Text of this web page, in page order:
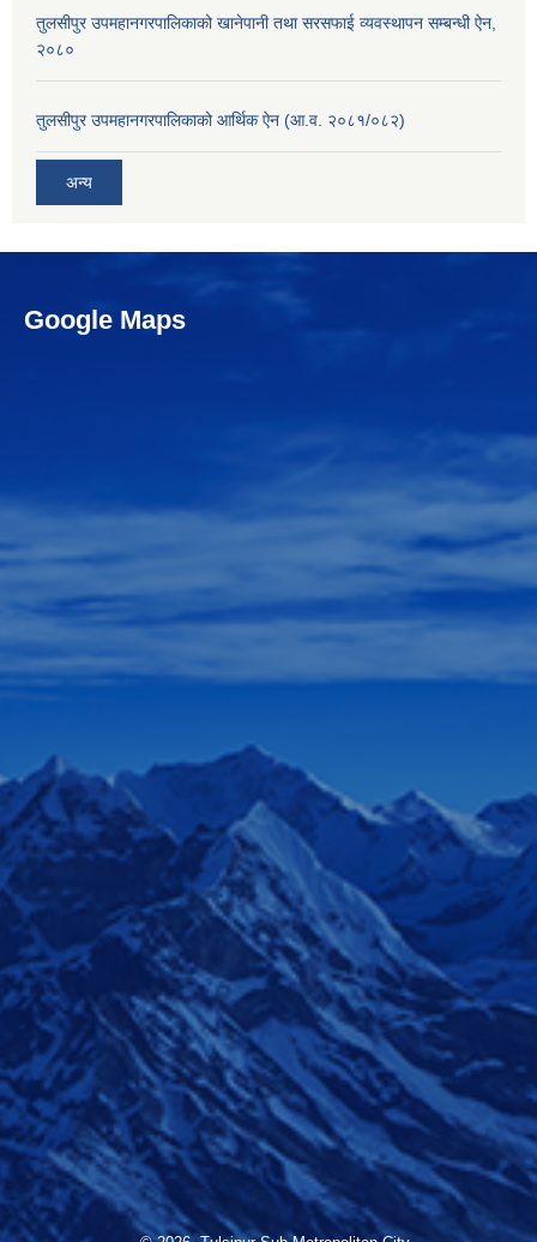
तुलसीपुर उपमहानगरपालिकाको खानेपानी तथा सरसफाई व्यवस्थापन सम्बन्धी ऐन,
२०८०
तुलसीपुर उपमहानगरपालिकाको आर्थिक ऐन (आ.व. २०८१/०८२)
अन्य
Google Maps